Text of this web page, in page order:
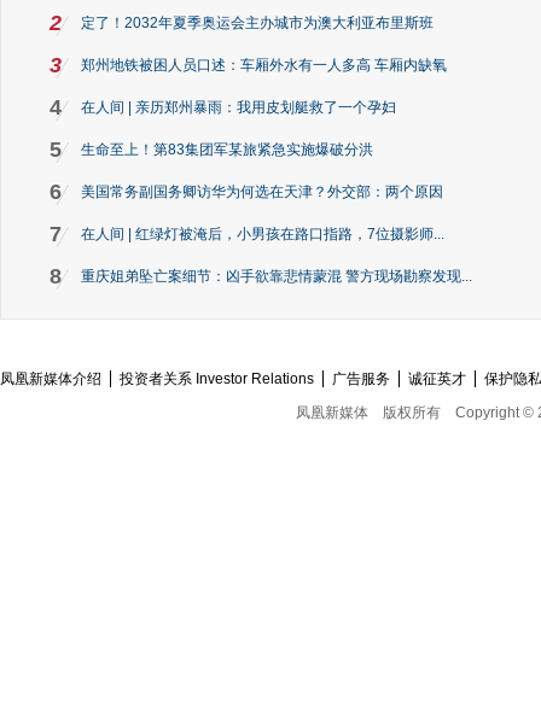
2 定了！2032年夏季奥运会主办城市为澳大利亚布里斯班
3 郑州地铁被困人员口述：车厢外水有一人多高 车厢内缺氧
4 在人间 | 亲历郑州暴雨：我用皮划艇救了一个孕妇
5 生命至上！第83集团军某旅紧急实施爆破分洪
6 美国常务副国务卿访华为何选在天津？外交部：两个原因
7 在人间 | 红绿灯被淹后，小男孩在路口指路，7位摄影师...
8 重庆姐弟坠亡案细节：凶手欲靠悲情蒙混 警方现场勘察发现...
凤凰新媒体介绍 投资者关系 Investor Relations 广告服务 诚征英才
保护隐
凤凰新媒体
版权所有 Copyright ©